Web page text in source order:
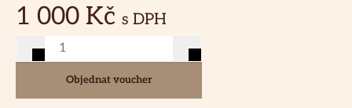
1 000 Kč s DPH
Objednat voucher